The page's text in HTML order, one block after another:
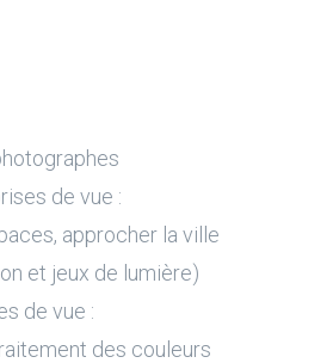
de vue :
approcher la ville
et jeux de lumière)
de vue :
des couleurs